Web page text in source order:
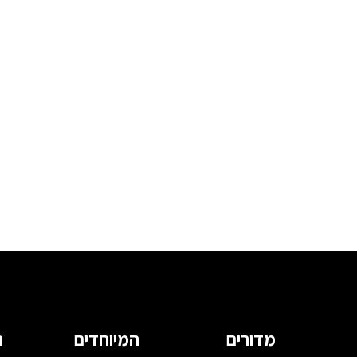
מדורים המיוחדים